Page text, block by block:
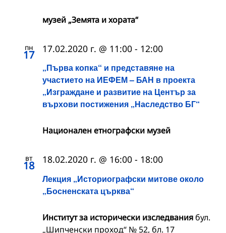
музей „Земята и хората“
пн
17
„Първа копка“ и представяне на
участието на ИЕФЕМ – БАН в проекта
„Изграждане и развитие на Център за
върхови постижения „Наследство БГ“
17.02.2020 г. @ 11:00 - 12:00
Национален етнографски музей
вт
18
Лекция „Историографски митове около
„Босненската църква“
18.02.2020 г. @ 16:00 - 18:00
Институт за исторически изследваниябул.
„Шипченски проход“ № 52, бл. 17